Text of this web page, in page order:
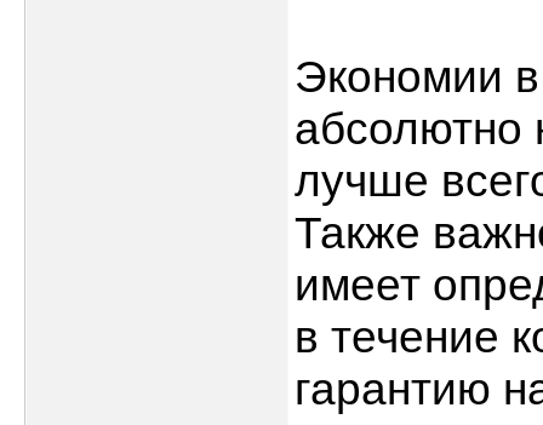
Экономии
абсолютно
лучше
Также
имеет
в течение
гарантию